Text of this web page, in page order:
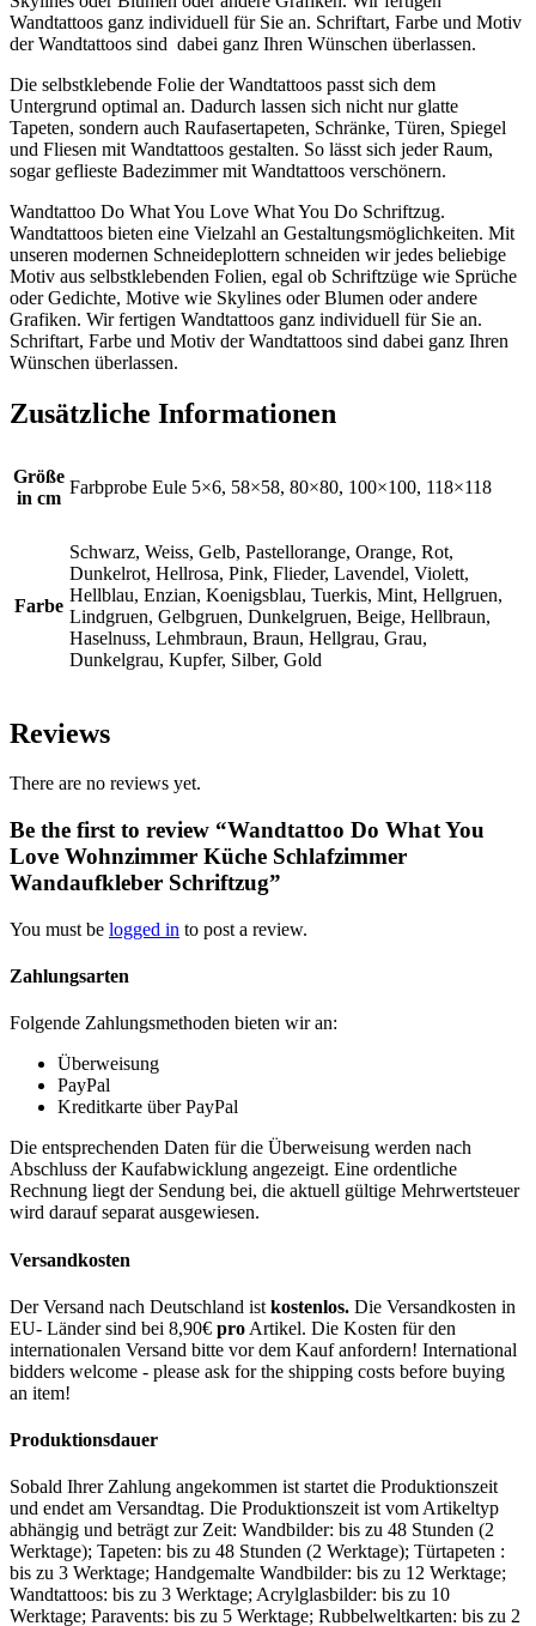
Wandtattoos ganz individuell für Sie an. Schriftart, Farbe und Motiv
der Wandtattoos sind dabei ganz Ihren Wünschen überlassen.
Die selbstklebende Folie der Wandtattoos passt sich dem
Untergrund optimal an. Dadurch lassen sich nicht nur glatte
Tapeten, sondern auch Raufasertapeten, Schränke, Türen, Spiegel
und Fliesen mit Wandtattoos gestalten. So lässt sich jeder Raum,
sogar geflieste Badezimmer mit Wandtattoos verschönern.
Wandtattoo Do What You Love What You Do Schriftzug.
Wandtattoos bieten eine Vielzahl an Gestaltungsmöglichkeiten. Mit
unseren modernen Schneideplottern schneiden wir jedes beliebige
Motiv aus selbstklebenden Folien, egal ob Schriftzüge wie Sprüche
oder Gedichte, Motive wie Skylines oder Blumen oder andere
Grafiken. Wir fertigen Wandtattoos ganz individuell für Sie an.
Schriftart, Farbe und Motiv der Wandtattoos sind dabei ganz Ihren
Wünschen überlassen.
Zusätzliche Informationen
Größe
in cm
Farbprobe Eule 5×6, 58×58, 80×80, 100×100, 118×118
Farbe
Schwarz, Weiss, Gelb, Pastellorange, Orange, Rot,
Dunkelrot, Hellrosa, Pink, Flieder, Lavendel, Violett,
Hellblau, Enzian, Koenigsblau, Tuerkis, Mint, Hellgruen,
Lindgruen, Gelbgruen, Dunkelgruen, Beige, Hellbraun,
Haselnuss, Lehmbraun, Braun, Hellgrau, Grau,
Dunkelgrau, Kupfer, Silber, Gold
Reviews
There are no reviews yet.
Be the first to review “Wandtattoo Do What You
Love Wohnzimmer Küche Schlafzimmer
Wandaufkleber Schriftzug”
You must be logged in to post a review.
Zahlungsarten
Folgende Zahlungsmethoden bieten wir an:
Überweisung
PayPal
Kreditkarte über PayPal
Die entsprechenden Daten für die Überweisung werden nach
Abschluss der Kaufabwicklung angezeigt. Eine ordentliche
Rechnung liegt der Sendung bei, die aktuell gültige Mehrwertsteuer
wird darauf separat ausgewiesen.
Versandkosten
Der Versand nach Deutschland ist kostenlos. Die Versandkosten in
EU- Länder sind bei 8,90€ pro Artikel. Die Kosten für den
internationalen Versand bitte vor dem Kauf anfordern! International
bidders welcome - please ask for the shipping costs before buying
an item!
Produktionsdauer
Sobald Ihrer Zahlung angekommen ist startet die Produktionszeit
und endet am Versandtag. Die Produktionszeit ist vom Artikeltyp
abhängig und beträgt zur Zeit: Wandbilder: bis zu 48 Stunden (2
Werktage); Tapeten: bis zu 48 Stunden (2 Werktage); Türtapeten :
bis zu 3 Werktage; Handgemalte Wandbilder: bis zu 12 Werktage;
Wandtattoos: bis zu 3 Werktage; Acrylglasbilder: bis zu 10
Werktage; Paravents: bis zu 5 Werktage; Rubbelweltkarten: bis zu 2